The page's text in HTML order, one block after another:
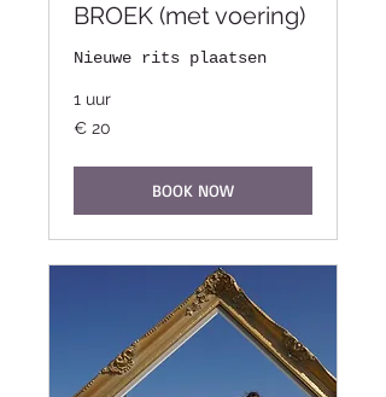
BROEK (met voering)
Nieuwe rits plaatsen
1 uur
20
euro
€ 20
BOOK NOW